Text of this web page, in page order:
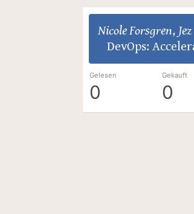
Nicole Forsgren,
DevOps:
Gelesen
0
Gekauft
0